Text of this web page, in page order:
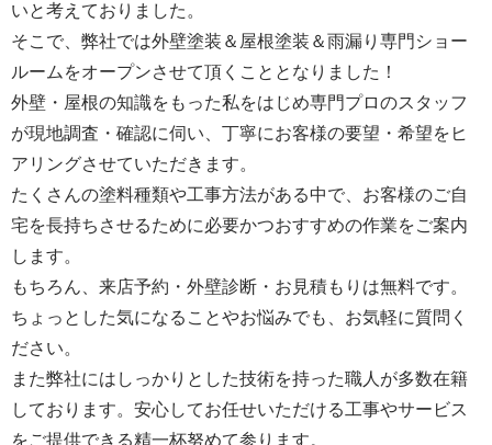
いと考えておりました。
そこで、弊社では外壁塗装＆屋根塗装＆雨漏り専門ショー
ルームをオープンさせて頂くこととなりました！
外壁・屋根の知識をもった私をはじめ専門プロのスタッフ
が現地調査・確認に伺い、丁寧にお客様の要望・希望をヒ
アリングさせていただきます。
たくさんの塗料種類や工事方法がある中で、お客様のご自
宅を長持ちさせるために必要かつおすすめの作業をご案内
します。
もちろん、来店予約・外壁診断・お見積もりは無料です。
ちょっとした気になることやお悩みでも、お気軽に質問く
ださい。
また弊社にはしっかりとした技術を持った職人が多数在籍
しております。安心してお任せいただける工事やサービス
をご提供できる精一杯努めて参ります。